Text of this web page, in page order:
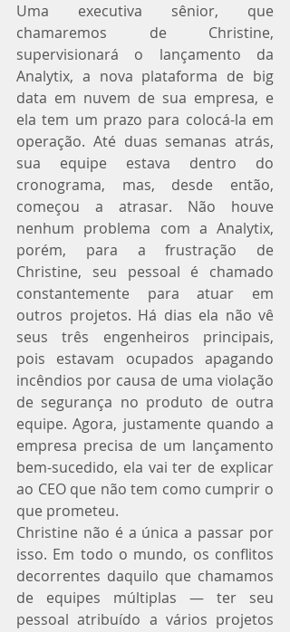
Uma executiva sênior, que
chamaremos de Christine,
supervisionará o lançamento da
Analytix, a nova plataforma de big
data em nuvem de sua empresa, e
ela tem um prazo para colocá-la em
operação. Até duas semanas atrás,
sua equipe estava dentro do
cronograma, mas, desde então,
começou a atrasar. Não houve
nenhum problema com a Analytix,
porém, para a frustração de
Christine, seu pessoal é chamado
constantemente para atuar em
outros projetos. Há dias ela não vê
seus três engenheiros principais,
pois estavam ocupados apagando
incêndios por causa de uma violação
de segurança no produto de outra
equipe. Agora, justamente quando a
empresa precisa de um lançamento
bem-sucedido, ela vai ter de explicar
ao CEO que não tem como cumprir o
que prometeu.
Christine não é a única a passar por
isso. Em todo o mundo, os conflitos
decorrentes daquilo que chamamos
de equipes múltiplas — ter seu
pessoal atribuído a vários projetos